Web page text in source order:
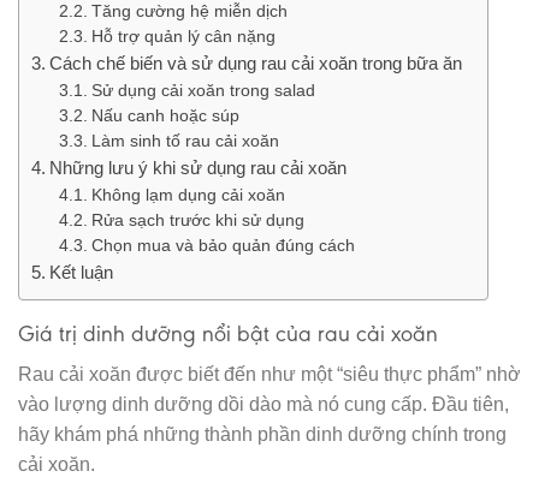
Tăng cường hệ miễn dịch
Hỗ trợ quản lý cân nặng
Cách chế biến và sử dụng rau cải xoăn trong bữa ăn
Sử dụng cải xoăn trong salad
Nấu canh hoặc súp
Làm sinh tố rau cải xoăn
Những lưu ý khi sử dụng rau cải xoăn
Không lạm dụng cải xoăn
Rửa sạch trước khi sử dụng
Chọn mua và bảo quản đúng cách
Kết luận
Giá trị dinh dưỡng nổi bật của rau cải xoăn
Rau cải xoăn được biết đến như một “siêu thực phẩm” nhờ
vào lượng dinh dưỡng dồi dào mà nó cung cấp. Đầu tiên,
hãy khám phá những thành phần dinh dưỡng chính trong
cải xoăn.